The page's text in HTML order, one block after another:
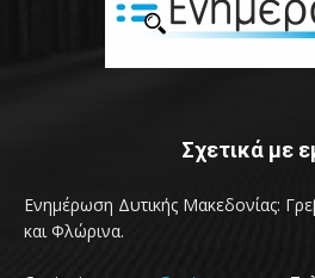
Σχετικά με
Ενημέρωση Δυτικής Μακεδονίας:
και Φλώρινα.